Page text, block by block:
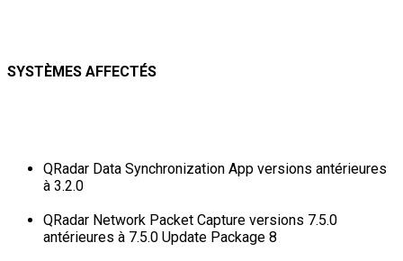
SYSTÈMES AFFECTÉS
QRadar Data Synchronization App versions antérieures
à 3.2.0
QRadar Network Packet Capture versions 7.5.0
antérieures à 7.5.0 Update Package 8